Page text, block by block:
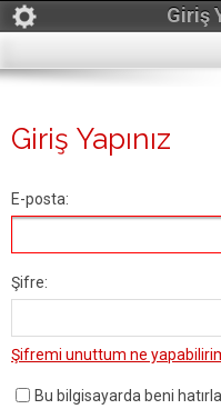
Giriş
Giriş Yapınız
E-posta:
Şifre:
Şifremi unuttum ne
Bu bilgisayarda beni hatırla